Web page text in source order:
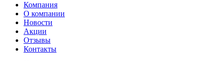
Компания
О компании
Новости
Акции
Отзывы
Контакты